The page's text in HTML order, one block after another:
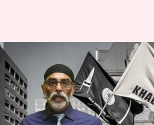
காலிஸ்தான்
பன்னூனை
செய்ய முயற்சி:
அரசை
அமெரிக்கா